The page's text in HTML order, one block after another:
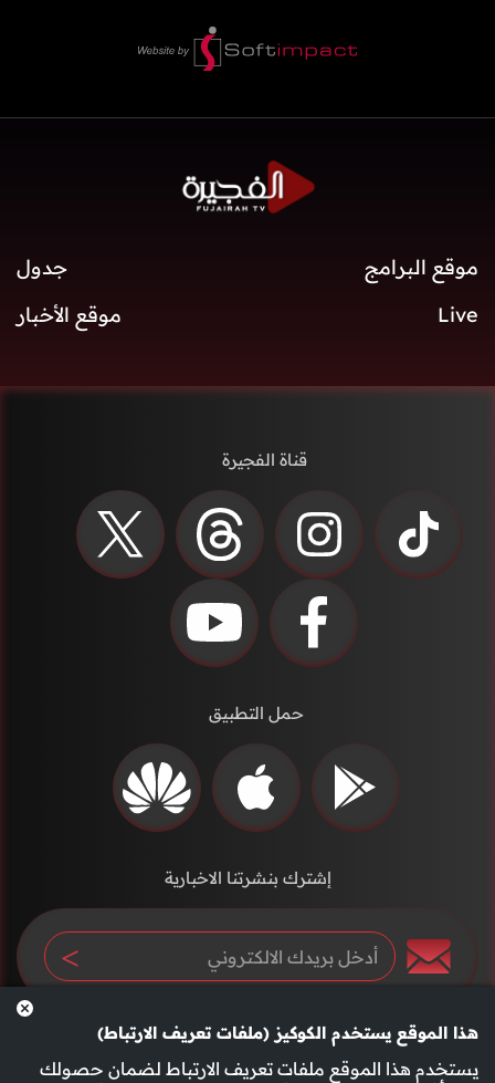
هذا الموقع يستخدم الكوكيز (ملفات تعريف الارتباط)
يستخدم هذا الموقع ملفات تعريف الارتباط لضمان حصولك
موقع البرامج
جدول
Live
موقع الأخبار
قناة الفجيرة
حمل التطبيق
إشترك بنشرتنا الاخبارية